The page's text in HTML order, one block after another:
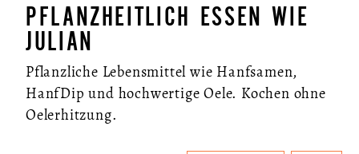
PFLANZHEITLICH ESSEN WIE
JULIAN
Pflanzliche Lebensmittel wie Hanfsamen,
HanfDip und hochwertige Oele. Kochen ohne
Oelerhitzung.